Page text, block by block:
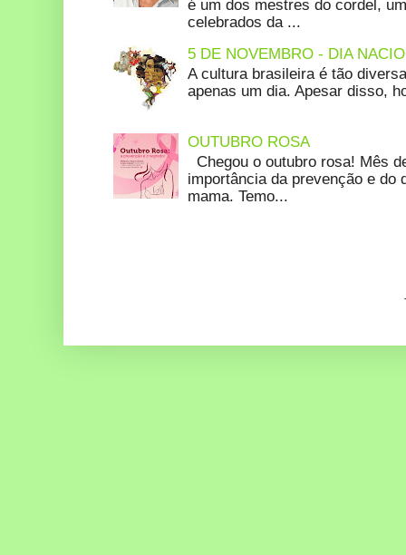
é um dos mestres do cordel,
celebrados da ...
5 DE NOVEMBRO - DIA
A cultura brasileira é tão
apenas um dia. Apesar disso,
OUTUBRO ROSA
Chegou o outubro rosa! Mês
importância da prevenção e do
mama. Temo...